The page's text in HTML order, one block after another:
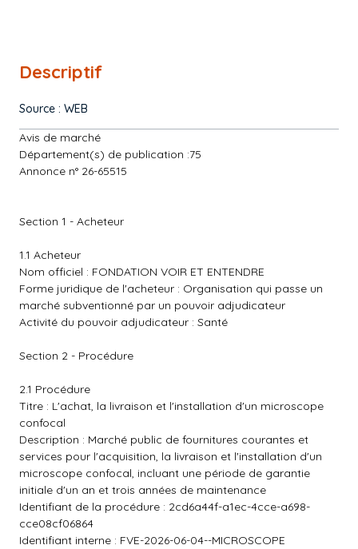
Descriptif
Source : WEB
Avis de marché
Département(s) de publication :75
Annonce n° 26-65515
Section 1 - Acheteur
1.1 Acheteur
Nom officiel : FONDATION VOIR ET ENTENDRE
Forme juridique de l'acheteur : Organisation qui passe un
marché subventionné par un pouvoir adjudicateur
Activité du pouvoir adjudicateur : Santé
Section 2 - Procédure
2.1 Procédure
Titre : L'achat, la livraison et l'installation d'un microscope
confocal
Description : Marché public de fournitures courantes et
services pour l'acquisition, la livraison et l'installation d'un
microscope confocal, incluant une période de garantie
initiale d'un an et trois années de maintenance
Identifiant de la procédure : 2cd6a44f-a1ec-4cce-a698-
cce08cf06864
Identifiant interne : FVE-2026-06-04--MICROSCOPE